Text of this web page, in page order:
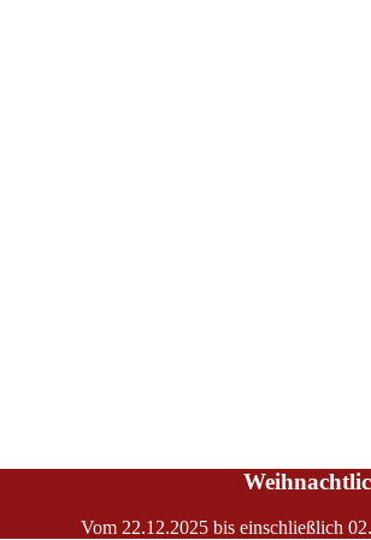
Vom 22.12.2025 bis einschließlich